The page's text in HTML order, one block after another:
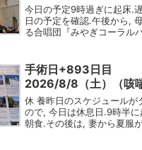
今日の予定9時過ぎに起床.
日の予定を確認.午後から,
る合唱団『みやぎコーラル
もに持たせる家電をクルマ
こど...
手術日+893日目
2026/8/8（土）（咳
休 養昨日のスケジュールが
ので, 今日は休息日.9時半
朝食.その後は, 妻から夏服